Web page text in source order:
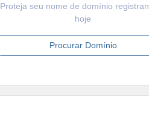
Proteja seu nome de domínio
hoje
Procurar Domínio